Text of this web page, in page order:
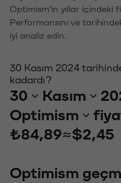
Optimism'in yıllar içindeki
Performansını ve
iyi analiz edin.
30 Kasım 2024
kadardı?
30 Kasım
Optimism
₺84,89≈$2,45
Optimism